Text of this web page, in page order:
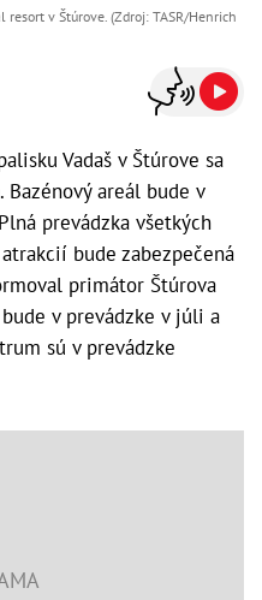
v Štúrove. (Zdroj: TASR/Henrich
Vadaš v Štúrove sa
areál bude v
prevádzka všetkých
bude zabezpečená
primátor Štúrova
v prevádzke v júli a
sú v prevádzke